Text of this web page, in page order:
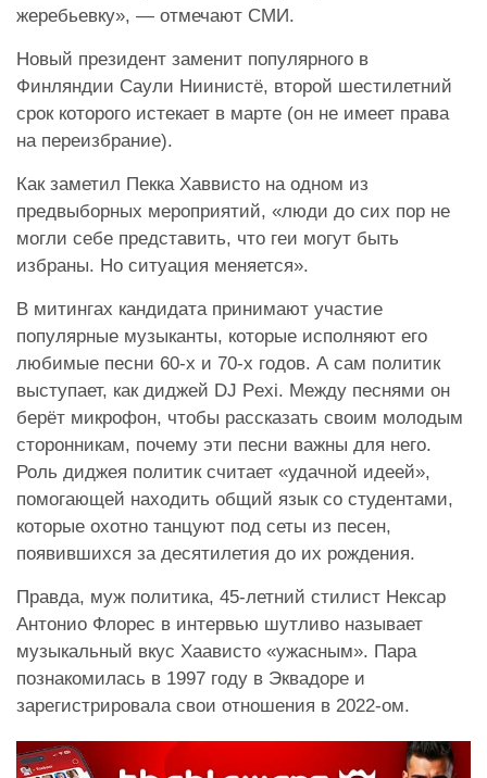
жеребьевку», — отмечают СМИ.
Новый президент заменит популярного в
Финляндии Саули Ниинистё, второй шестилетний
срок которого истекает в марте (он не имеет права
на переизбрание).
Как заметил Пекка Хаввисто на одном из
предвыборных мероприятий, «люди до сих пор не
могли себе представить, что геи могут быть
избраны. Но ситуация меняется».
В митингах кандидата принимают участие
популярные музыканты, которые исполняют его
любимые песни 60-х и 70-х годов. А сам политик
выступает, как диджей DJ Pexi. Между песнями он
берёт микрофон, чтобы рассказать своим молодым
сторонникам, почему эти песни важны для него.
Роль диджея политик считает «удачной идеей»,
помогающей находить общий язык со студентами,
которые охотно танцуют под сеты из песен,
появившихся за десятилетия до их рождения.
Правда, муж политика, 45-летний стилист Нексар
Антонио Флорес в интервью шутливо называет
музыкальный вкус Хаависто «ужасным». Пара
познакомилась в 1997 году в Эквадоре и
зарегистрировала свои отношения в 2022-ом.